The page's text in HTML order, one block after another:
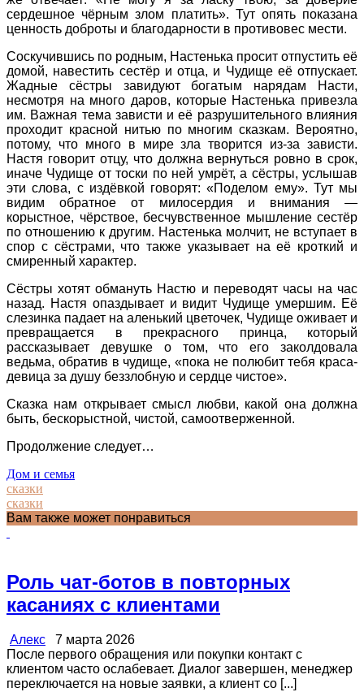
сердешное чёрным злом платить». Тут опять показана
ценность доброты и благодарности в противовес мести.
Соскучившись по родным, Настенька просит отпустить её
домой, навестить сестёр и отца, и Чудище её отпускает.
Жадные сёстры завидуют богатым нарядам Насти,
несмотря на много даров, которые Настенька привезла
им. Важная тема зависти и её разрушительного влияния
проходит красной нитью по многим сказкам. Вероятно,
потому, что много в мире зла творится из-за зависти.
Настя говорит отцу, что должна вернуться ровно в срок,
иначе Чудище от тоски по ней умрёт, а сёстры, услышав
эти слова, с издёвкой говорят: «Поделом ему». Тут мы
видим обратное от милосердия и внимания —
корыстное, чёрствое, бесчувственное мышление сестёр
по отношению к другим. Настенька молчит, не вступает в
спор с сёстрами, что также указывает на её кроткий и
смиренный характер.
Сёстры хотят обмануть Настю и переводят часы на час
назад. Настя опаздывает и видит Чудище умершим. Её
слезинка падает на аленький цветочек, Чудище оживает и
превращается в прекрасного принца, который
рассказывает девушке о том, что его заколдовала
ведьма, обратив в чудище, «пока не полюбит тебя краса-
девица за душу беззлобную и сердце чистое».
Сказка нам открывает смысл любви, какой она должна
быть, бескорыстной, чистой, самоотверженной.
Продолжение следует…
Дом и семья
сказки
сказки
Вам также может понравиться
Роль чат-ботов в повторных
касаниях с клиентами
Алекс 7 марта 2026
После первого обращения или покупки контакт с
клиентом часто ослабевает. Диалог завершен, менеджер
переключается на новые заявки, а клиент со [...]